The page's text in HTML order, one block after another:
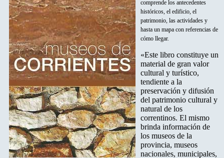
comprende los antecedentes
históricos, el edificio, el
patrimonio, las actividades y
hasta un mapa con referencias de
cómo llegar.
«Este libro constituye un
material de gran valor
cultural y turístico,
tendiente a la
preservación y difusión
del patrimonio cultural y
natural de los
correntinos. El mismo
brinda información de
los museos de la
provincia, museos
nacionales, municipales,